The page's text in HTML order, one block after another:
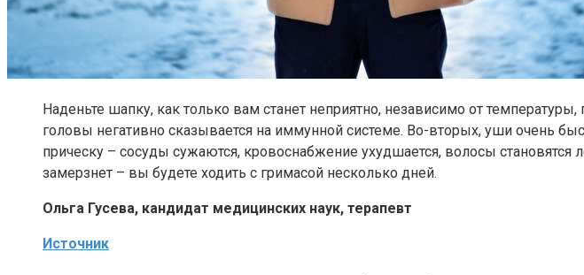
Наденьте шапку, как только вам станет неприятно, независимо от
головы негативно сказывается на иммунной системе. Во-вторых, уши очень
прическу – сосуды сужаются, кровоснабжение ухудшается, волосы
замерзнет – вы будете ходить с гримасой несколько дней.
Ольга Гусева, кандидат медицинских наук, терапевт
Источник